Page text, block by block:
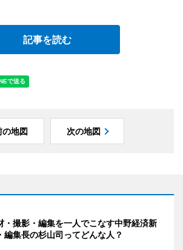
記事を読む
の地図 次の地図
・撮影・編集を一人でこなす中野経済新
編集長の杉山司ってどんな人？